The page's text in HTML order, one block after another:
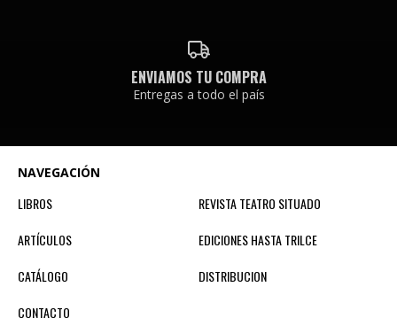
ENVIAMOS TU COMPRA
Entregas a todo el país
NAVEGACIÓN
LIBROS
REVISTA TEATRO SITUADO
ARTÍCULOS
EDICIONES HASTA TRILCE
CATÁLOGO
DISTRIBUCION
CONTACTO